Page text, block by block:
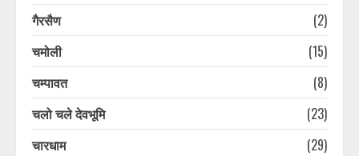
गैरसैण
(2)
चमोली
(15)
चम्पावत
(8)
चलो चले देवभूमि
(23)
चारधाम
(29)